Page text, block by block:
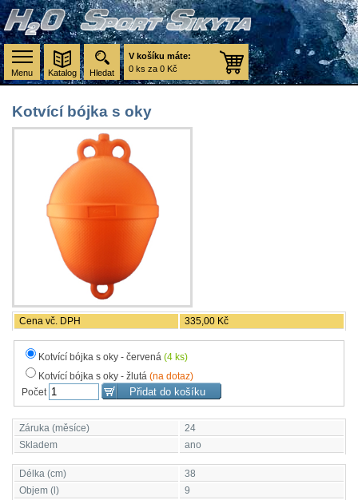
Menu
V košíku máte:
0 ks za 0 Kč
Hledat
Kotvící bójka s oky
Cena vč. DPH 335,00 Kč
Kotvící bójka s oky - červená (4 ks)
Kotvící bójka s oky - žlutá (na dotaz)
Počet
Záruka (měsíce)
24
Skladem
ano
Délka (cm)
38
Objem (l)
9
Katalog